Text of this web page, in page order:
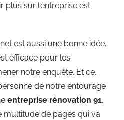
plus sur l’entreprise est
est aussi une bonne idée.
efficace pour les
notre enquête. Et ce,
de notre entourage
entreprise rénovation 91.
de pages qui va